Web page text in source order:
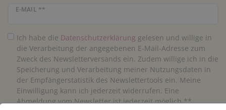
E-MAIL **
Newsletter Honig
Ich habe die Daten­schutz­erklärung gelesen und willige in
die Verarbeitung der angegebenen E-Mail-Adresse zum
Zweck des Newsletterversands ein. Zudem willige ich in die
Speicherung und Verarbeitung meiner Nutzungsdaten in
der Empfängerstatistik des Newslettertools ein. Meine
Einwilligung kann ich jederzeit widerrufen. Eine
Abmeldung vom Newsletter ist jederzeit möglich.**